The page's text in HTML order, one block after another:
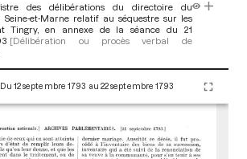
des délibérations du directoire du
et-Marne relatif au séquestre sur les
Tingry, en annexe de la séance du 21
[Délibération ou procès verbal de
les créanciers de la succession de
Tingry, en annexe de la séance du 21
pp.612-619
du 6e arrondissement de Paris portant
du contrat d'union des créanciers de la
12 septembre 1793 au 22 septembre 1793